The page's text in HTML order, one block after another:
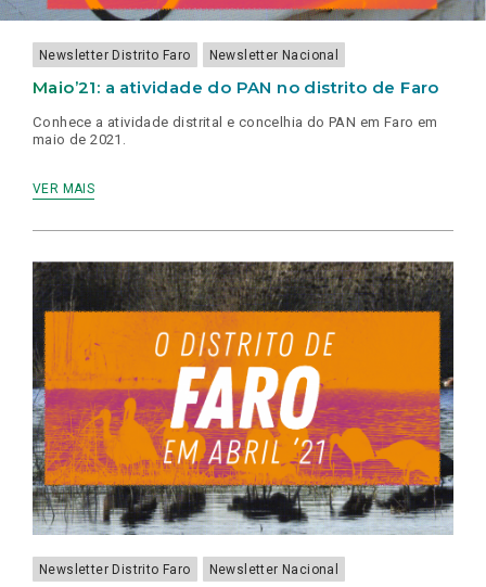
Newsletter Distrito Faro Newsletter Nacional
Maio’21: a atividade do PAN no distrito de Faro
Conhece a atividade distrital e concelhia do PAN em Faro em
maio de 2021.
VER MAIS
Newsletter Distrito Faro Newsletter Nacional